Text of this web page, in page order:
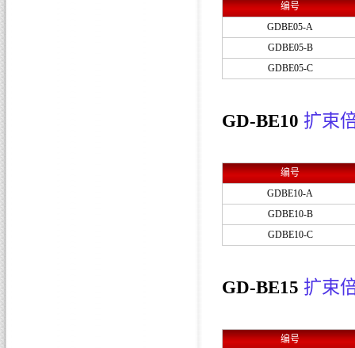
编号
GDBE05-A
GDBE05-B
GDBE05-C
GD-BE10 扩束
编号
GDBE10-A
GDBE10-B
GDBE10-C
GD-BE15 扩束
编号